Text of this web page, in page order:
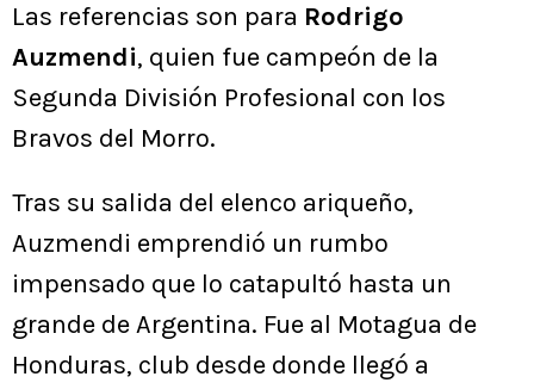
Las referencias son para Rodrigo
Auzmendi, quien fue campeón de la
Segunda División Profesional con los
Bravos del Morro.
Tras su salida del elenco ariqueño,
Auzmendi emprendió un rumbo
impensado que lo catapultó hasta un
grande de Argentina. Fue al Motagua de
Honduras, club desde donde llegó a